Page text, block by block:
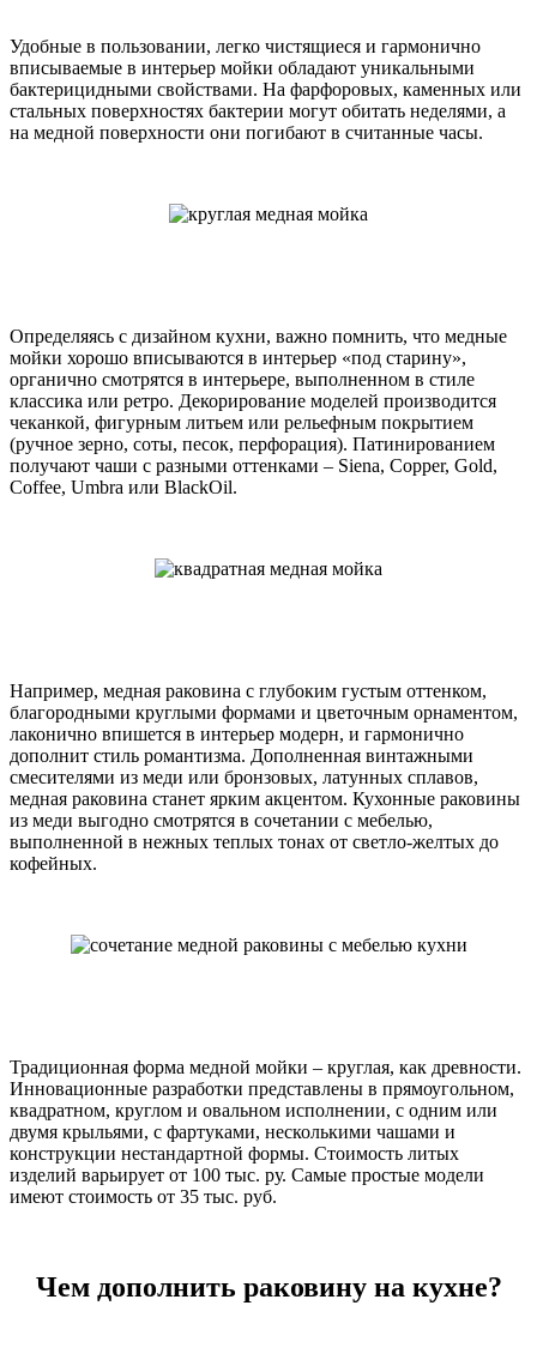
Удобные в пользовании, легко чистящиеся и гармонично
вписываемые в интерьер мойки обладают уникальными
бактерицидными свойствами. На фарфоровых, каменных или
стальных поверхностях бактерии могут обитать неделями, а
на медной поверхности они погибают в считанные часы.
Определяясь с дизайном кухни, важно помнить, что медные
мойки хорошо вписываются в интерьер «под старину»,
органично смотрятся в интерьере, выполненном в стиле
классика или ретро. Декорирование моделей производится
чеканкой, фигурным литьем или рельефным покрытием
(ручное зерно, соты, песок, перфорация). Патинированием
получают чаши с разными оттенками – Siena, Copper, Gold,
Coffee, Umbra или BlackOil.
Например, медная раковина с глубоким густым оттенком,
благородными круглыми формами и цветочным орнаментом,
лаконично впишется в интерьер модерн, и гармонично
дополнит стиль романтизма. Дополненная винтажными
смесителями из меди или бронзовых, латунных сплавов,
медная раковина станет ярким акцентом. Кухонные раковины
из меди выгодно смотрятся в сочетании с мебелью,
выполненной в нежных теплых тонах от светло-желтых до
кофейных.
Традиционная форма медной мойки – круглая, как древности.
Инновационные разработки представлены в прямоугольном,
квадратном, круглом и овальном исполнении, с одним или
двумя крыльями, с фартуками, несколькими чашами и
конструкции нестандартной формы. Стоимость литых
изделий варьирует от 100 тыс. ру. Самые простые модели
имеют стоимость от 35 тыс. руб.
Чем дополнить раковину на кухне?